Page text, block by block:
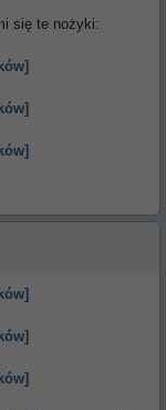
się te nożyki: